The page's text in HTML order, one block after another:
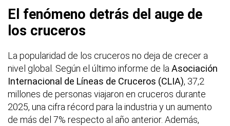
El fenómeno detrás del auge de
los cruceros
La popularidad de los cruceros no deja de crecer a
nivel global. Según el último informe de la Asociación
Internacional de Líneas de Cruceros (CLIA), 37,2
millones de personas viajaron en cruceros durante
2025, una cifra récord para la industria y un aumento
de más del 7% respecto al año anterior. Además,